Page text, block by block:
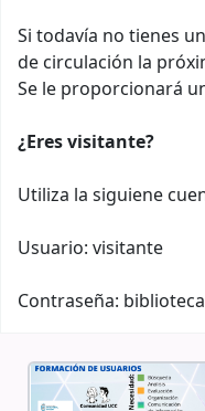
Si todavía no tienes
de circulación la
Se le proporcionará
¿Eres visitante?
Utiliza la siguiene
Usuario: visitante
Contraseña: